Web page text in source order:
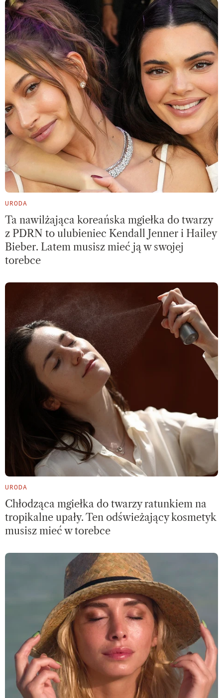
URODA
Ta nawilżająca koreańska mgiełka do twarzy
z PDRN to ulubieniec Kendall Jenner i Hailey
Bieber. Latem musisz mieć ją w swojej
torebce
URODA
Chłodząca mgiełka do twarzy ratunkiem na
tropikalne upały. Ten odświeżający kosmetyk
musisz mieć w torebce